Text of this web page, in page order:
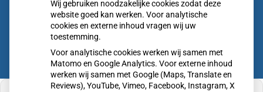
08.00 - 17.00
Wij gebruiken noodzakelijke cookies zodat deze
website goed kan werken. Voor analytische
cookies en externe inhoud vragen wij uw
toestemming.
Voor analytische cookies werken wij samen met
Matomo en Google Analytics. Voor externe inhoud
werken wij samen met Google (Maps, Translate en
Reviews), YouTube, Vimeo, Facebook, Instagram, X